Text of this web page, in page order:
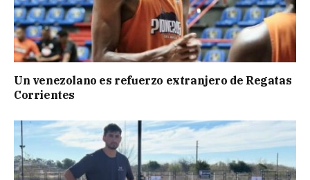
Un venezolano es refuerzo extranjero de Regatas
Corrientes